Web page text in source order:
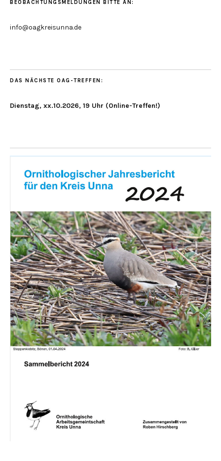
BEOBACHTUNGSMELDUNGEN BITTE AN:
info@oagkreisunna.de
DAS NÄCHSTE OAG-TREFFEN:
Dienstag, xx.10.2026, 19 Uhr (Online-Treffen!)